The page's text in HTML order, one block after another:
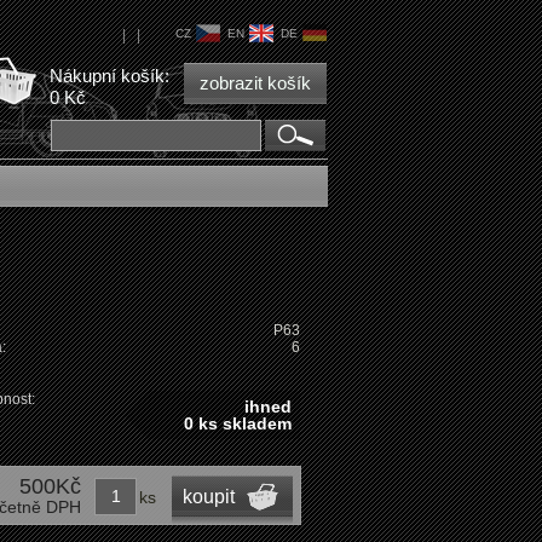
CZ EN DE
||
Nákupní košík:
0 Kč
zobrazit košík
P63
6
ihned
0 ks skladem
500Kč
DPH ks koupit